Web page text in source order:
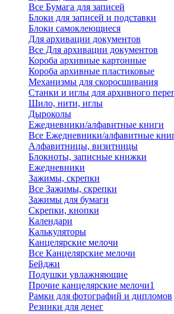
Все Бумага для записей
Блоки для записей и подставки
Блоки самоклеющиеся
Для архивации документов
Все Для архивации документов
Короба архивные картонные
Короба архивные пластиковые
Механизмы для скоросшивания
Станки и иглы для архивного
Шило, нити, иглы
Дыроколы
Ежедневники/алфавитные книги
Все Ежедневники/алфавитные
Алфавитницы, визитницы
Блокноты, записные книжки
Ежедневники
Зажимы, скрепки
Все Зажимы, скрепки
Зажимы для бумаги
Скрепки, кнопки
Календари
Калькуляторы
Канцелярские мелочи
Все Канцелярские мелочи
Бейджи
Подушки увлажняющие
Прочие канцелярские мелочи1
Рамки для фотографий и дипломов
Резинки для денег